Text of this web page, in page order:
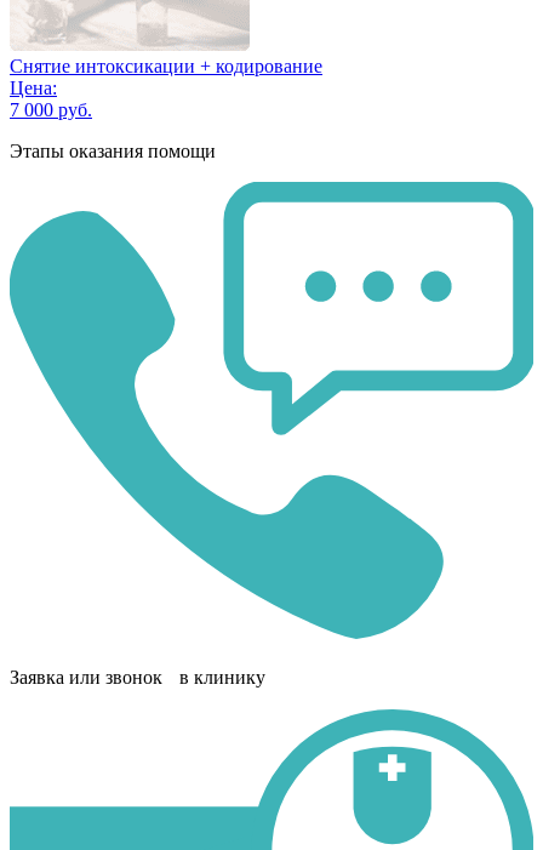
Снятие интоксикации + кодирование
Цена:
7 000 руб.
Этапы оказания помощи
Заявка или звонок в клинику